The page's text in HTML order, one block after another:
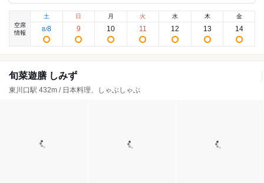
空席
情報
土
8/8
日
9
月
10
火
11
水
12
木
13
金
14
旬菜遊膳 しみず
東川口駅 432m / 日本料理、しゃぶしゃぶ